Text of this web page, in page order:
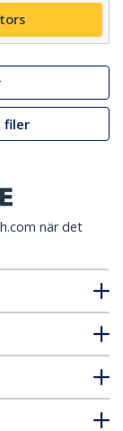
filer
när det